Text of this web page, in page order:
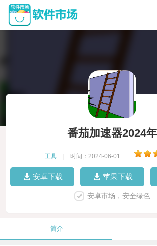
番茄加速器2024年
工具 时间：2024-06-01
安卓下载 苹果下载
安卓市场，安全绿色
简介